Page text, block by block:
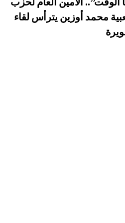
محمد أوزين يترأس لقاء